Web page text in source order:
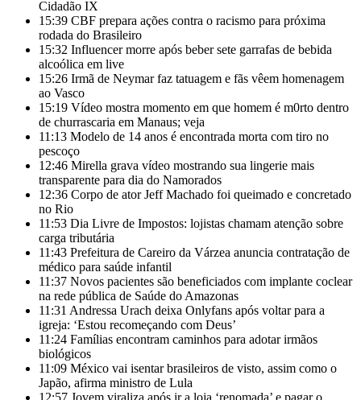
Cidadão IX
15:39 CBF prepara ações contra o racismo para próxima
rodada do Brasileiro
15:32 Influencer morre após beber sete garrafas de bebida
alcoólica em live
15:26 Irmã de Neymar faz tatuagem e fãs vêem homenagem
ao Vasco
15:19 Vídeo mostra momento em que homem é m0rto dentro
de churrascaria em Manaus; veja
11:13 Modelo de 14 anos é encontrada morta com tiro no
pescoço
12:46 Mirella grava vídeo mostrando sua lingerie mais
transparente para dia do Namorados
12:36 Corpo de ator Jeff Machado foi queimado e concretado
no Rio
11:53 Dia Livre de Impostos: lojistas chamam atenção sobre
carga tributária
11:43 Prefeitura de Careiro da Várzea anuncia contratação de
médico para saúde infantil
11:37 Novos pacientes são beneficiados com implante coclear
na rede pública de Saúde do Amazonas
11:31 Andressa Urach deixa Onlyfans após voltar para a
igreja: ‘Estou recomeçando com Deus’
11:24 Famílias encontram caminhos para adotar irmãos
biológicos
11:09 México vai isentar brasileiros de visto, assim como o
Japão, afirma ministro de Lula
12:57 Jovem viraliza após ir a loja ‘renomada’ e pagar o